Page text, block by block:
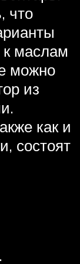
что
маслам
можно
из
как и
состоят